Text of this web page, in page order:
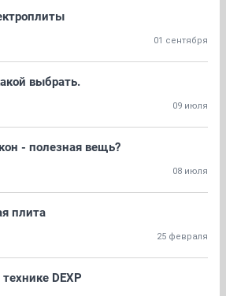
01 сентября
выбрать.
09 июля
- полезная вещь?
08 июля
плита
25 февраля
DEXP